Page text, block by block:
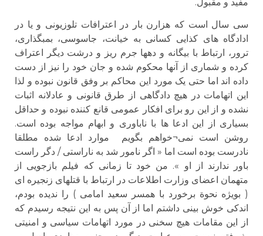
سی سال است که هزارن بار در اعترافات تلوزیونی و یا در
ادادگاه های کذایی کسانی به خیانت، جاسوسی، بمبگذاری،
ترور، ارتباط با بیگانه و دهها جرم ریز و درشت دیگر اعتراف
کرده و شماری از آنها محکوم شده و جان خود را نیز از دست
داده اند اما حتی یک مورد این محاکم بر وفق قانون نبوده و لذا
این اتهامات در هیچ دادگاهی از طرق قانونی و عادلانه اثبات
نشده و از این رو برای افکار عمومی قانع کننده نبوده و حداقل
بسیاری از این ادعا ها با ناباوری و ابهام مواجه بوده است.
روشن است نمی¬خواهم بگویم موارد ادعا شده مطلقا
نادرست بوده است اما « اگر نامور شد به ناراستی / دگر راست
باور ندارند از او ». من خود تا زمانی که فیلم بازجویی از
متهمان اعضای وزارت اطلاعات در ارتباط با قتلهای زنجیره ای
( بویژه نحوة برخورد با همسر سعید امامی ) را ندیده بودم،
اندکی خوش بینی داشتم اما از آن پس به این نتیجه رسیدم که
از این مقامات هیچ سخنی در مورد اتهامات سیاسی و امنیتی